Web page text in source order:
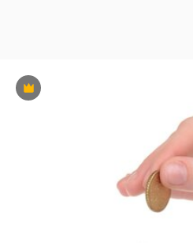
Премиум